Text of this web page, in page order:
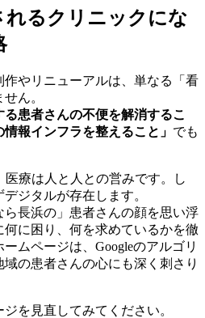
れるクリニックにな
やリニューアルは、単なる「看
ん。
る患者さんの不便を解消するこ
報インフラを整えること」 でも
療は人と人との営みです。し
ジタルが存在します。
ら長浜の」患者さんの顔を思い浮
に困り、何を求めているかを徹
ムページは、Googleのアルゴリ
の患者さんの心にも深く刺さり
を見直してみてください。